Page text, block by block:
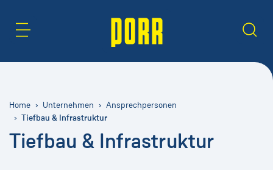
Home Unternehmen Ansprechpersonen
Tiefbau & Infrastruktur
Tiefbau & Infrastruktur